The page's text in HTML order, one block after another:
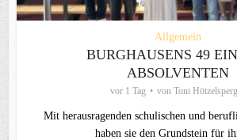
Allgemein
BURGHAUSENS 49
ABSOLVENTEN
vor 1 Tag von Toni
Mit herausragenden schulischen und
haben sie den Grundstein für